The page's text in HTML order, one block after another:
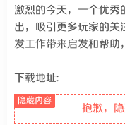
激烈的今天，一个优秀
出，吸引更多玩家的关
发工作带来启发和帮助
下载地址:
抱歉，